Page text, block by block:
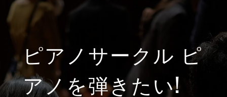
ピアノサークル ピ
アノを弾きたい!